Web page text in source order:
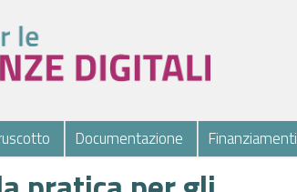
Documentazione Finanziamenti